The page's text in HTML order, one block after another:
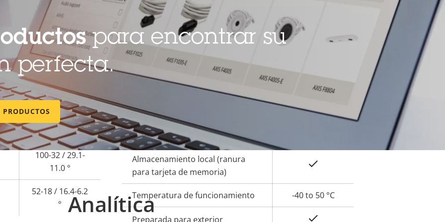
3.4 - 9.8 / 10.8 -
28.2 mm
100-32 / 29.1-
11.0 °
52-18 / 16.4-6.2
°
Axis Edge Vault
General
Descripción
propiedad
Enfoque remoto
Zoom remoto
Infrarrojos integrados
Almacenamiento local (ranura
para tarjeta de memoria)
Temperatura de funcionamiento -40 to 50 °C
Preparada para exterior
para encontrar su
perfecta.
Analítica